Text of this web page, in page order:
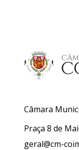
Câmara
Praça 8 de
geral@cm-